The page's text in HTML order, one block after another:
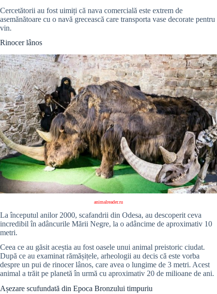
Cercetătorii au fost uimiți că nava comercială este extrem de
asemănătoare cu o navă grecească care transporta vase decorate pentru
vin.
Rinocer lânos
animalreader.ru
La începutul anilor 2000, scafandrii din Odesa, au descoperit ceva
incredibil în adâncurile Mării Negre, la o adâncime de aproximativ 10
metri.
Ceea ce au găsit aceștia au fost oasele unui animal preistoric ciudat.
După ce au examinat rămășițele, arheologii au decis că este vorba
despre un pui de rinocer lânos, care avea o lungime de 3 metri. Acest
animal a trăit pe planetă în urmă cu aproximativ 20 de milioane de ani.
Așezare scufundată din Epoca Bronzului timpuriu